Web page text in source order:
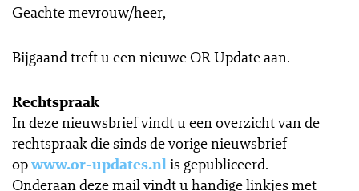
Geachte mevrouw/heer,
Bijgaand treft u een nieuwe OR Update aan.
Rechtspraak
In deze nieuwsbrief vindt u een overzicht van de
rechtspraak die sinds de vorige nieuwsbrief
opwww.or-updates.nlis gepubliceerd.
Onderaan deze mail vindt u handige linkjes met